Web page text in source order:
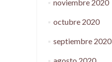
noviembre 2020
octubre 2020
septiembre 2020